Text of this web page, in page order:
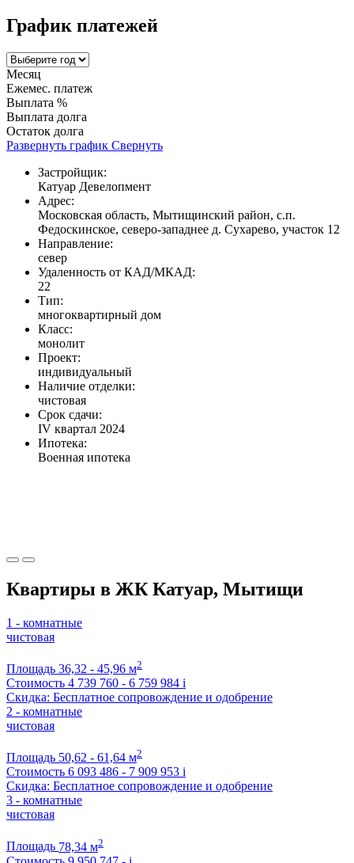
График платежей
Месяц
Ежемес. платеж
Выплата %
Выплата долга
Остаток долга
Развернуть график Свернуть
Застройщик:
Катуар Девелопмент
Адрес:
Московская область, Мытищинский район, с.п.
Федоскинское, северо-западнее д. Сухарево, участок 12
Направление:
север
Удаленность от КАД/МКАД:
22
Тип:
многоквартирный дом
Класс:
монолит
Проект:
индивидуальный
Наличие отделки:
чистовая
Срок сдачи:
IV квартал 2024
Ипотека:
Военная ипотека
Квартиры в ЖК Катуар, Мытищи
1 - комнатные
чистовая
Площадь 36,32 - 45,96 м2
Стоимость 4 739 760 - 6 759 984 i
Скидка: Бесплатное сопровождение и одобрение
2 - комнатные
чистовая
Площадь 50,62 - 61,64 м2
Стоимость 6 093 486 - 7 909 953 i
Скидка: Бесплатное сопровождение и одобрение
3 - комнатные
чистовая
Площадь 78,34 м2